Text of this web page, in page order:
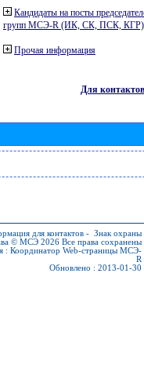
Кандидаты на посты
групп МСЭ-R (ИК, СК, ПСК, КГР)
Прочая информация
Для контактов
для контактов - Знак охраны
© МСЭ 2026 Все права сохранены
: Координатор Web-страницы МСЭ-
R
Обновлено : 2013-01-30